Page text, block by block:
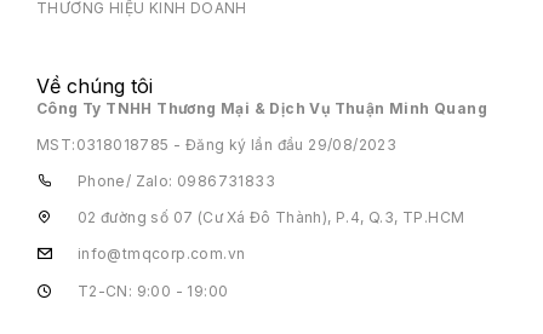
THƯƠNG HIỆU KINH DOANH
Về chúng tôi
Công Ty TNHH Thương Mại & Dịch Vụ Thuận Minh Quang
MST: 0318018785 - Đăng ký lần đầu 29/08/2023
Phone/ Zalo: 0986731833
02 đường số 07 (Cư Xá Đô Thành), P.4, Q.3, TP.HCM
info@tmqcorp.com.vn
T2-CN: 9:00 - 19:00